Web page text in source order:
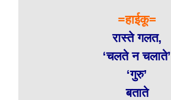
=हाईकू=
रास्ते गलत,
‘चलते न चलाते’
‘गुरु’
बताते